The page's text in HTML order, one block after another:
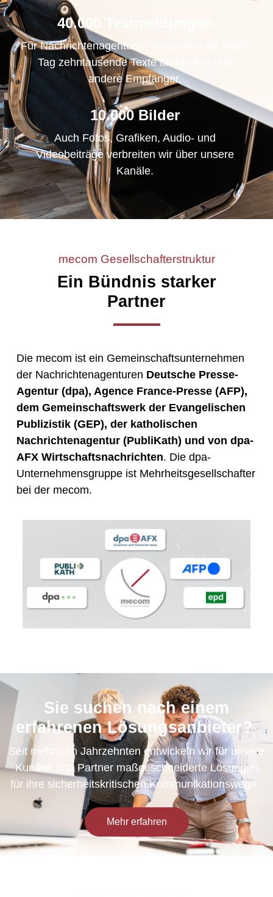
40.000 Textmeldungen
Für Nachrichtenagenturen versenden wir jeden
Tag zehntausende Texte an Medien und
andere Empfänger.
10.000 Bilder
Auch Fotos, Grafiken, Audio- und
Videobeiträge verbreiten wir über unsere
Kanäle.
mecom Gesellschafterstruktur
Ein Bündnis starker
Partner
Die mecom ist ein Gemeinschaftsunternehmen
der Nachrichtenagenturen Deutsche Presse-
Agentur (dpa), Agence France-Presse (AFP),
dem Gemeinschaftswerk der Evangelischen
Publizistik (GEP), der katholischen
Nachrichtenagentur (PubliKath) und von dpa-
AFX Wirtschaftsnachrichten. Die dpa-
Unternehmensgruppe ist Mehrheitsgesellschafter
bei der mecom.
Sie suchen nach einem
erfahrenen Lösungsanbieter?
Seit mehreren Jahrzehnten entwickeln wir für unsere
Kunden und Partner maßgeschneiderte Lösungen
für ihre sicherheitskritischen Kommunikationswege.
Mehr erfahren